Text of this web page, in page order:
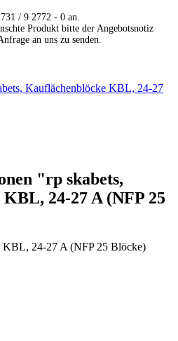
/ 9 2772 - 0 an.
Produkt bitte der Angebotsnotiz
an uns zu senden.
Kauflächenblöcke KBL, 24-27
"rp skabets,
24-27 A (NFP 25
KBL, 24-27 A (NFP 25 Blöcke)